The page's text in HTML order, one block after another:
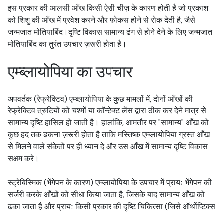
इस प्रकार की आलसी आँख किसी ऐसी चीज़ के कारण होती है जो प्रकाश
को शिशु की आँख में प्रवेश करने और फ़ोकस होने से रोक देती है, जैसे
जन्मजात मोतियाबिंद।दृष्टि विकास सामान्य ढंग से होने देने के लिए जन्मजात
मोतियाबिंद का तुरंत उपचार ज़रूरी होता है।
एम्ब्लायोपिया का उपचार
अपवर्तक (रेफ्रेक्टिव) एम्ब्लायोपिया के कुछ मामलों में, दोनों आँखों की
रेफ्रेक्टिव त्रुटियों को चश्मों या कॉन्टेक्ट लेंस द्वारा ठीक कर देने मात्र से
सामान्य दृष्टि हासिल हो जाती है। हालांकि, आमतौर पर "सामान्य" आँख को
कुछ हद तक ढकना ज़रूरी होता है ताकि मस्तिष्क एम्ब्लायोपिया ग्रस्त आँख
से मिलने वाले संकेतों पर ही ध्यान दे और उस आँख में सामान्य दृष्टि विकास
सक्षम करे।
स्ट्रेबिस्मिक (भेंगेपन के कारण) एम्ब्लायोपिया के उपचार में प्रायः भेंगेपन की
सर्जरी करके आँखों को सीधा किया जाता है, जिसके बाद सामान्य आँख को
ढका जाता है और प्रायः किसी प्रकार की दृष्टि चिकित्सा (जिसे ऑर्थोप्टिक्स